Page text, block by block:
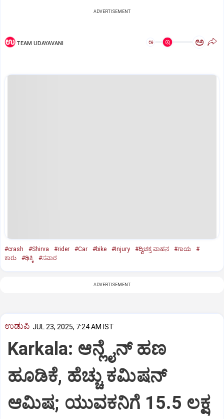
ADVERTISEMENT
TEAM UDAYAVANI ಅ ಅ
#crash #Shirva #rider #Car #bike #Injury #ದ್ವಿಚಕ್ರ ವಾಹನ #ಗಾಯ
#
ಕಾರು
#ಢಿಕ್ಕಿ #ಸವಾರ
ADVERTISEMENT
ಉಡುಪಿ JUL 23, 2025, 7:24 AM IST
Karkala: ಆನ್ಲೈನ್‌ ಹಣ
ಹೂಡಿಕೆ, ಹೆಚ್ಚು ಕಮಿಷನ್‌
ಆಮಿಷ; ಯುವಕನಿಗೆ 15.5 ಲಕ್ಷ